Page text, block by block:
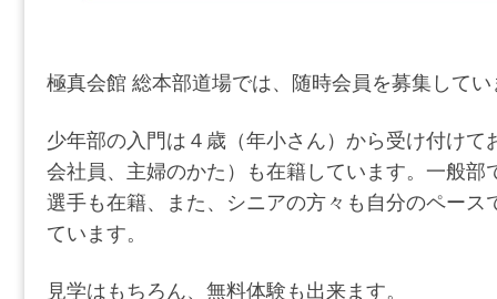
極真会館 総本部道場では、随時会員を募集してい
少年部の入門は４歳（年小さん）から受け付けて
会社員、主婦のかた）も在籍しています。一般部
選手も在籍、また、シニアの方々も自分のペース
ています。
見学はもちろん、無料体験も出来ます。